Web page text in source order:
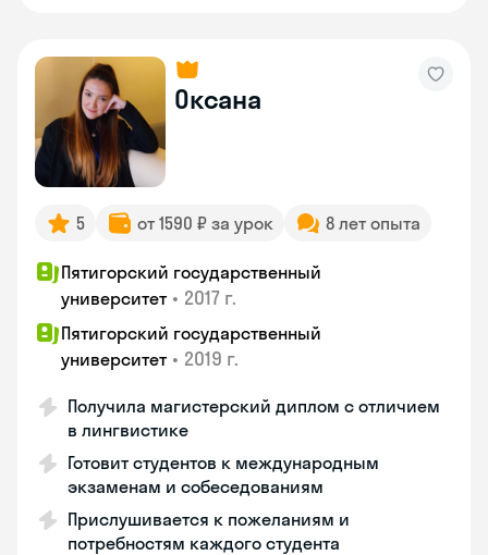
Оксана
5 от 1590 ₽ за урок 8 лет опыта
Пятигорский государственный
университет • 2017 г.
Пятигорский государственный
университет • 2019 г.
Получила магистерский диплом с отличием
в лингвистике
Готовит студентов к международным
экзаменам и собеседованиям
Прислушивается к пожеланиям и
потребностям каждого студента